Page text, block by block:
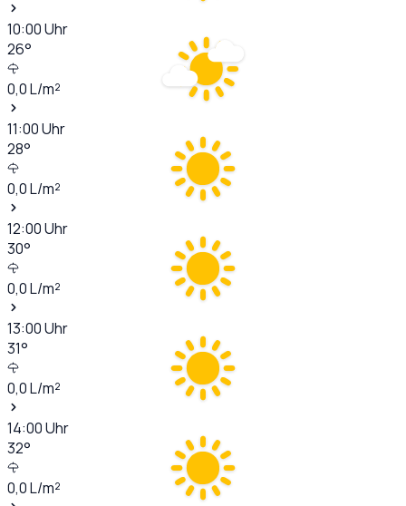
10:00Uhr
26°
0,0L/m²
11:00Uhr
28°
0,0L/m²
12:00Uhr
30°
0,0L/m²
13:00Uhr
31°
0,0L/m²
14:00Uhr
32°
0,0L/m²